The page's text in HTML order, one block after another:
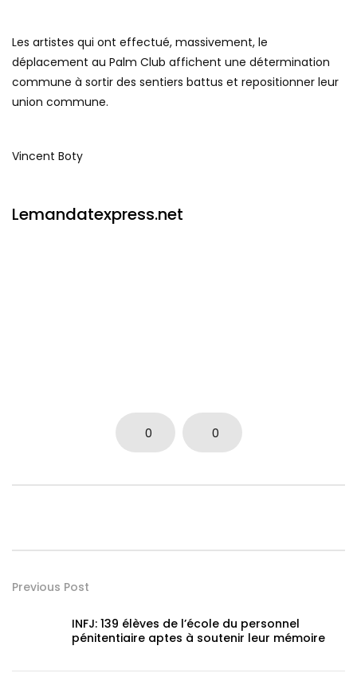
Les artistes qui ont effectué, massivement, le
déplacement au Palm Club affichent une détermination
commune à sortir des sentiers battus et repositionner leur
union commune.
Vincent Boty
Lemandatexpress.net
0 0
Previous Post
INFJ: 139 élèves de l’école du personnel
pénitentiaire aptes à soutenir leur mémoire